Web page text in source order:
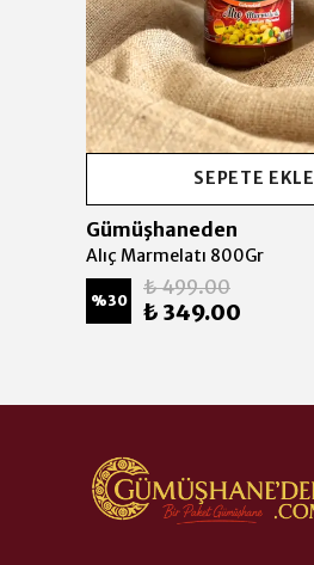
SEPETE EKLE
Gümüşhaneden
Alıç Marmelatı 800Gr
%30
₺ 499.00
₺ 349.00